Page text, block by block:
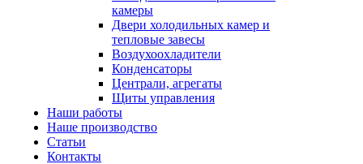
камеры
Двери холодильных камер и
тепловые завесы
Воздухоохладители
Конденсаторы
Централи, агрегаты
Щиты управления
Наши работы
Наше производство
Статьи
Контакты